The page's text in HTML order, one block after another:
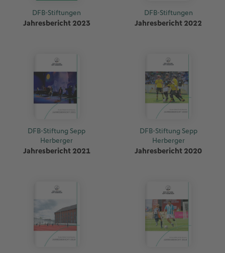
DFB-Stiftungen
Jahresbericht 2023
DFB-Stiftungen
Jahresbericht 2022
DFB-Stiftung Sepp
Herberger
Jahresbericht 2021
DFB-Stiftung Sepp
Herberger
Jahresbericht 2020